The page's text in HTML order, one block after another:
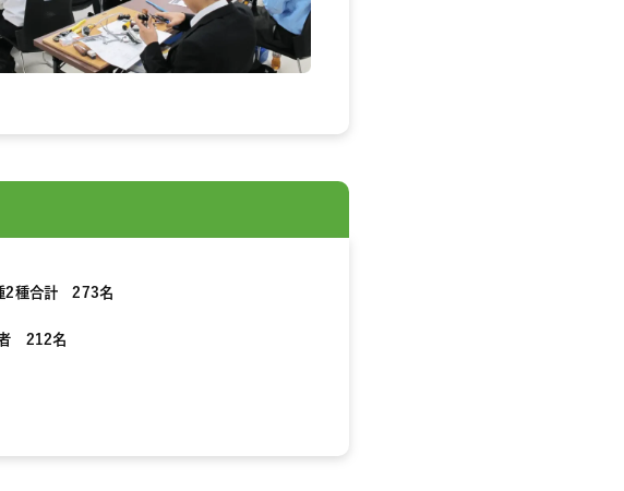
2種合計 273名
者 212名